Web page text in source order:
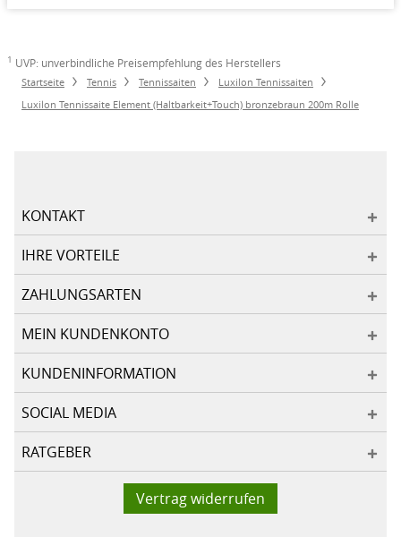
1 UVP: unverbindliche Preisempfehlung des Herstellers
Startseite Tennis Tennissaiten
Luxilon Tennissaiten
Luxilon Tennissaite Element (Haltbarkeit+Touch) bronzebraun 200m Rolle
KONTAKT
IHRE VORTEILE
ZAHLUNGSARTEN
MEIN KUNDENKONTO
KUNDENINFORMATION
SOCIAL MEDIA
RATGEBER
Vertrag widerrufen